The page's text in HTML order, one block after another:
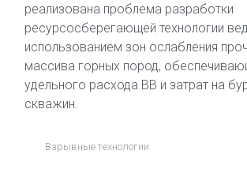
реализована проблема разработки
ресурсосберегающей технологии
использованием зон ослабления
массива горных пород,
удельного расхода ВВ и затрат на
скважин.
Взрывные технологии